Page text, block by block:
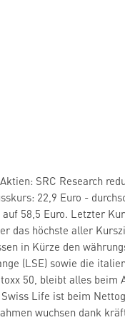
SRC Research
22,9 Euro -
58,5 Euro. Letzter
das höchste aller
in Kürze den
(LSE) sowie die
50, bleibt alles
Life ist beim
wuchsen dank